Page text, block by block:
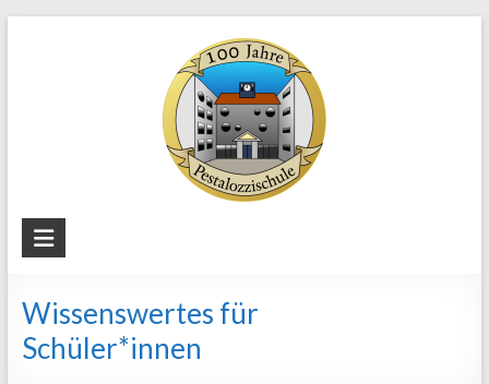
Staatliche
"Pestalozzi"
Weimar
Wissenswertes für
Schüler*innen